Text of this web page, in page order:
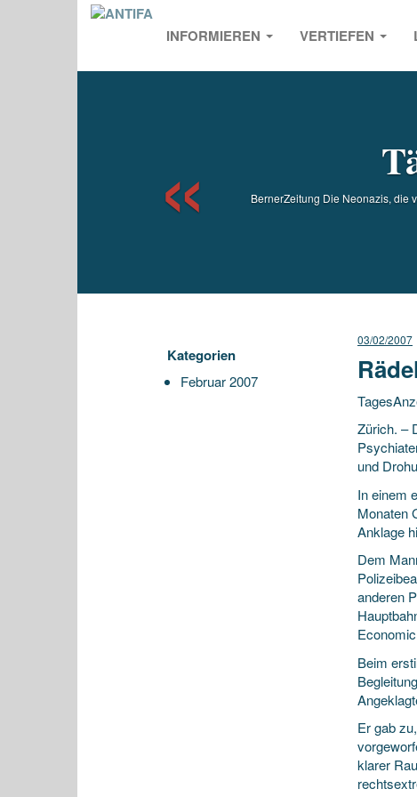
INFORMIEREN VERTIEFEN
BernerZeitung Die Neonazis, die
Kategorien
Februar 2007
03/02/2007
Zürich. –
und
Ineinem
Monaten
Anklage
Dem
anderen
Beim
Er gab
klarer